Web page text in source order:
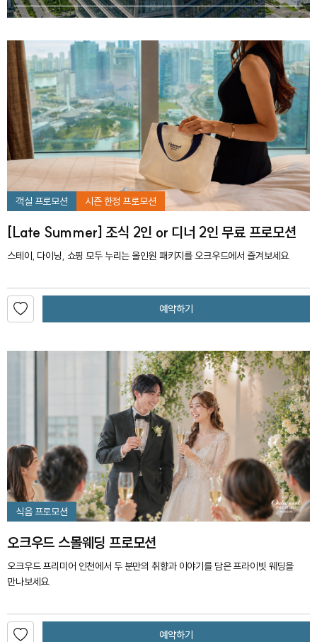
객실 프로모션 시즌 한정 프로모션
[Late Summer] 조식 2인 or 디너 2인 무료 프로모션
스테이, 다이닝, 쇼핑 모두 누리는 올인원 패키지를 오크우드에서 즐겨보세요.
예약하기
식음 프로모션
오크우드 스몰웨딩 프로모션
오크우드 프리미어 인천에서 두 분만의 취향과 이야기를 담은 프라이빗 웨딩을
만나보세요.
예약하기